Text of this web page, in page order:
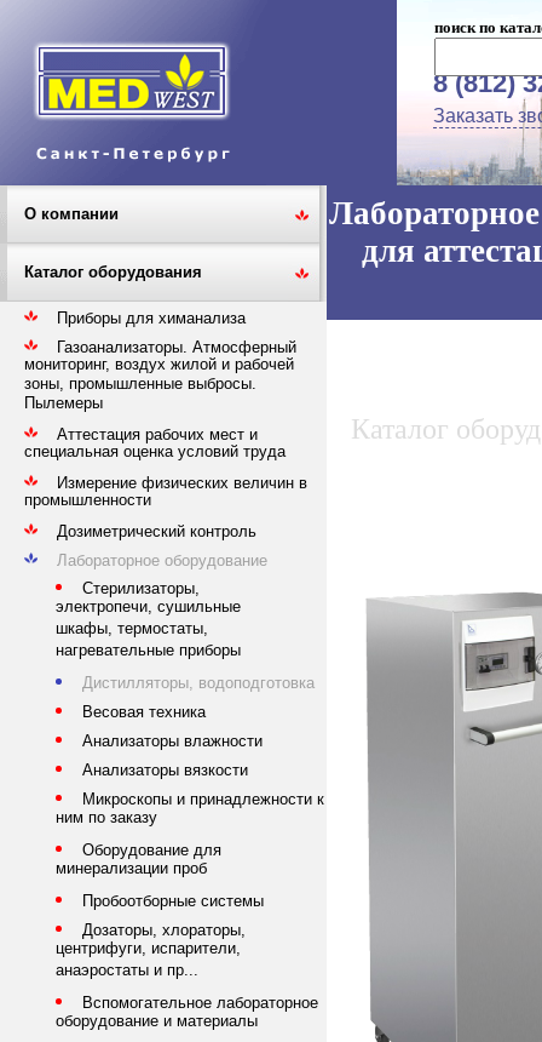
поиск по
8 (812)
Заказать
О компании
Каталог оборудования
Приборы для химанализа
Газоанализаторы. Атмосферный
мониторинг, воздух жилой и рабочей
зоны, промышленные выбросы.
Пылемеры
Аттестация рабочих мест и
специальная оценка условий труда
Измерение физических величин в
промышленности
Дозиметрический контроль
Лабораторное оборудование
Стерилизаторы,
электропечи, сушильные
шкафы, термостаты,
нагревательные приборы
Дистилляторы, водоподготовка
Весовая техника
Анализаторы влажности
Анализаторы вязкости
Микроскопы и принадлежности к
ним по заказу
Оборудование для
минерализации проб
Пробоотборные системы
Дозаторы, хлораторы,
центрифуги, испарители,
анаэростаты и пр...
Вспомогательное лабораторное
оборудование и материалы
для
Каталог